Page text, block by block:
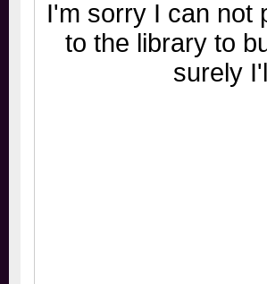
I'm sorry I can
to the library to
surely